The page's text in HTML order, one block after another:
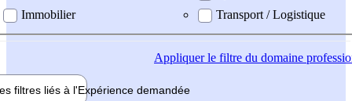
Immobilier
Transport / Logistique
Appliquerle filtre du domaine
filtres liés à l'Expérience demandée